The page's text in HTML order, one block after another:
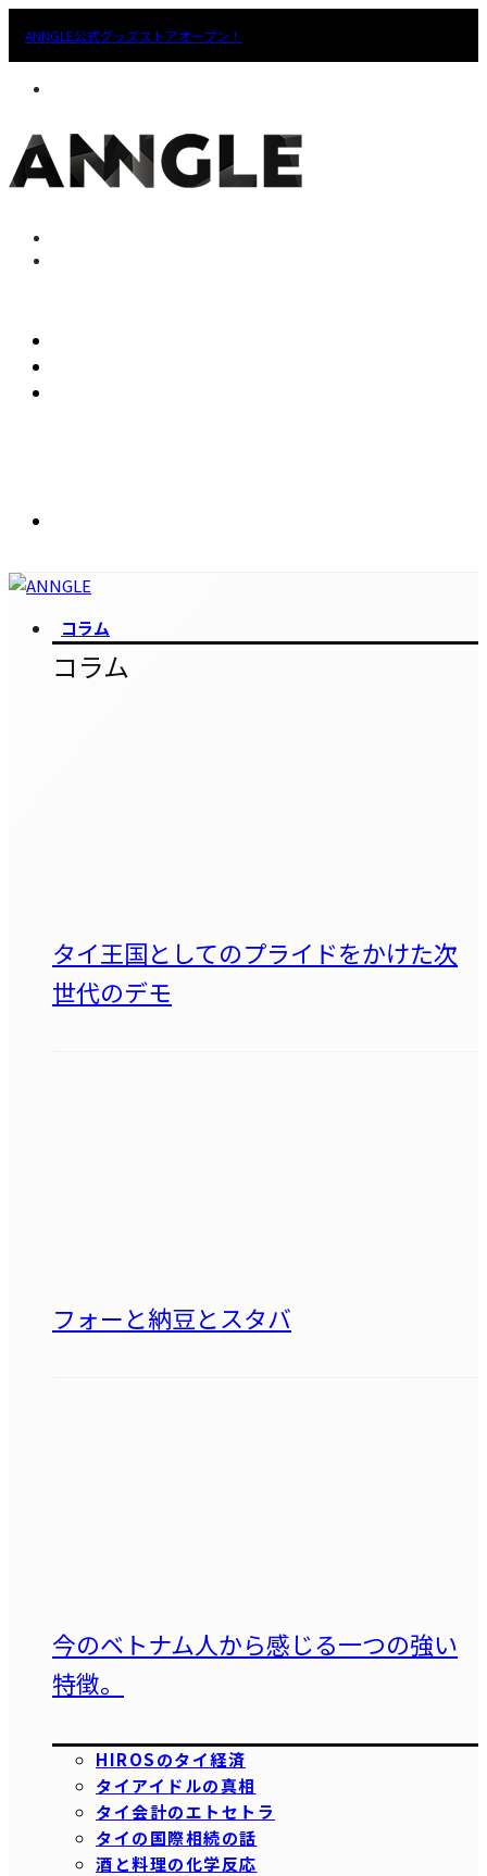
ANNGLE公式グッズストアオープン！
コラム
コラム
タイ王国としてのプライドをかけた次
世代のデモ
フォーと納豆とスタバ
今のベトナム人から感じる一つの強い
特徴。
HIROSのタイ経済
タイアイドルの真相
タイ会計のエトセトラ
タイの国際相続の話
酒と料理の化学反応